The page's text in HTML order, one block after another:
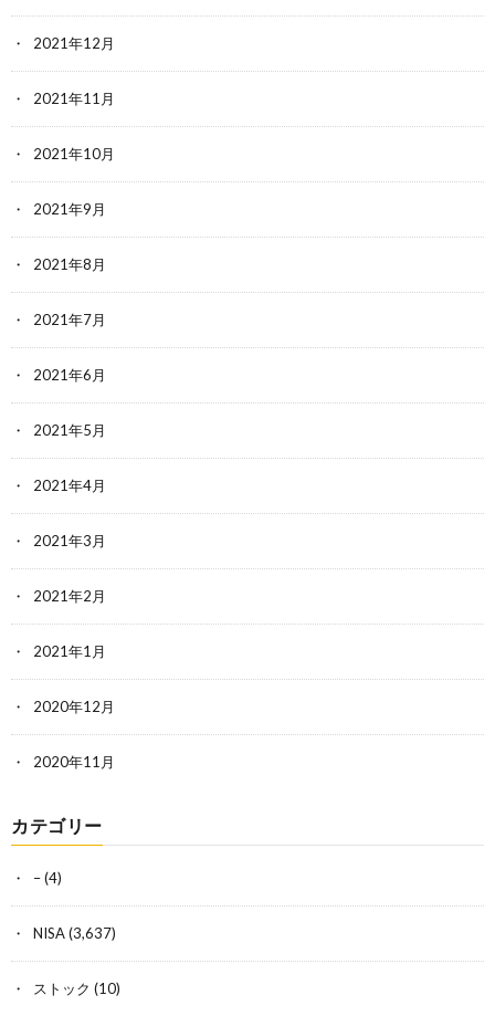
2021年12月
2021年11月
2021年10月
2021年9月
2021年8月
2021年7月
2021年6月
2021年5月
2021年4月
2021年3月
2021年2月
2021年1月
2020年12月
2020年11月
カテゴリー
–(4)
NISA(3,637)
ストック (10)